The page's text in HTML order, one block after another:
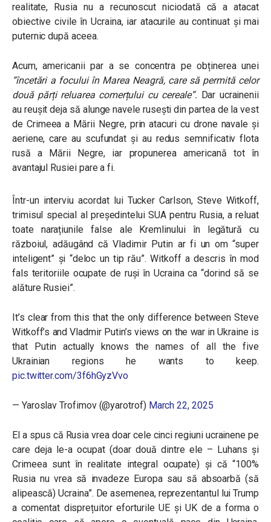
realitate, Rusia nu a recunoscut niciodată că a atacat
obiective civile în Ucraina, iar atacurile au continuat și mai
puternic după aceea.
Acum, americanii par a se concentra pe obținerea unei
“încetări a focului în Marea Neagră, care să permită celor
două părți reluarea comerțului cu cereale”. Dar ucrainenii
au reușit deja să alunge navele rusești din partea de la vest
de Crimeea a Mării Negre, prin atacuri cu drone navale și
aeriene, care au scufundat și au redus semnificativ flota
rusă a Mării Negre, iar propunerea americană tot în
avantajul Rusiei pare a fi.
Într-un interviu acordat lui Tucker Carlson, Steve Witkoff,
trimisul special al președintelui SUA pentru Rusia, a reluat
toate narațiunile false ale Kremlinului în legătură cu
războiul, adăugând că Vladimir Putin ar fi un om “super
inteligent” și “deloc un tip rău”. Witkoff a descris în mod
fals teritoriile ocupate de ruși în Ucraina ca “dorind să se
alăture Rusiei”.
It’s clear from this that the only difference between Steve
Witkoff’s and Vladmir Putin’s views on the war in Ukraine is
that Putin actually knows the names of all the five
Ukrainian regions he wants to keep.
pic.twitter.com/3f6hGyzVvo
— Yaroslav Trofimov (@yarotrof) March 22, 2025
El a spus că Rusia vrea doar cele cinci regiuni ucrainene pe
care deja le-a ocupat (doar două dintre ele – Luhans și
Crimeea sunt în realitate integral ocupate) și că “100%
Rusia nu vrea să invadeze Europa sau să absoarbă (să
alipească) Ucraina”. De asemenea, reprezentantul lui Trump
a comentat disprețuitor eforturile UE și UK de a forma o